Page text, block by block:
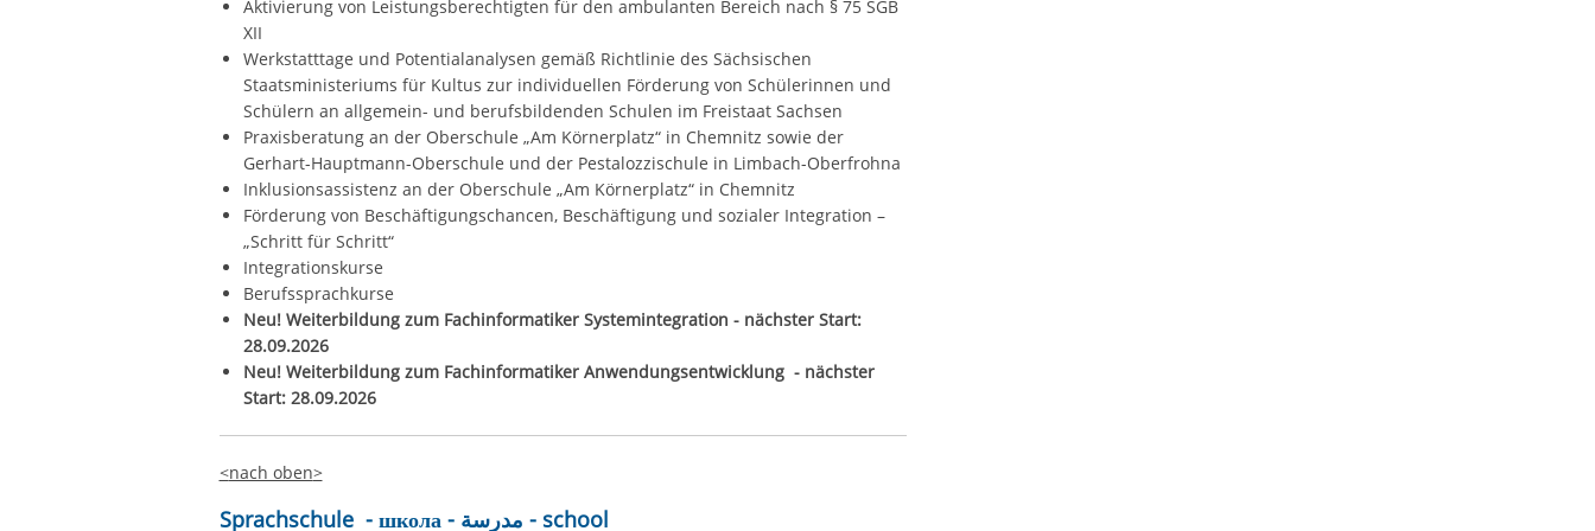
Aktivierung von Leistungsberechtigten für den ambulanten Bereich nach § 75 SGB
XII
Werkstatttage und Potentialanalysen gemäß Richtlinie des Sächsischen
Staatsministeriums für Kultus zur individuellen Förderung von Schülerinnen und
Schülern an allgemein- und berufsbildenden Schulen im Freistaat Sachsen
Praxisberatung an der Oberschule „Am Körnerplatz“ in Chemnitz sowie der
Gerhart-Hauptmann-Oberschule und der Pestalozzischule in Limbach-Oberfrohna
Inklusionsassistenz an der Oberschule „Am Körnerplatz“ in Chemnitz
Förderung von Beschäftigungschancen, Beschäftigung und sozialer Integration –
„Schritt für Schritt“
Integrationskurse
Berufssprachkurse
Neu! Weiterbildung zum Fachinformatiker Systemintegration - nächster Start:
28.09.2026
Neu! Weiterbildung zum Fachinformatiker Anwendungsentwicklung - nächster
Start: 28.09.2026
<nach oben>
Sprachschule - школа - مدرسة - school